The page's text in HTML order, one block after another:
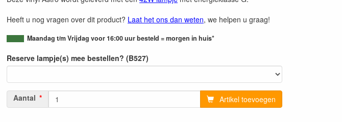
Heeft u nog vragen over dit product? Laat het ons dan weten, we helpen u graag!
Maandag t/m Vrijdag voor 16:00 uur besteld = morgen in huis*
Reserve lampje(s) mee bestellen? (B527)
Aantal Artikel toevoegen